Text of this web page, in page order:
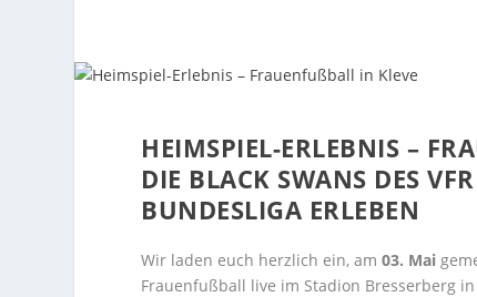
HEIMSPIEL-ERLEBNIS –
IE BLACK SWANS DES
UNDESLIGA ERLEBEN
Wir laden euch herzlich ein, am03. Mai
Frauenfußball live im Stadion Bresserberg in